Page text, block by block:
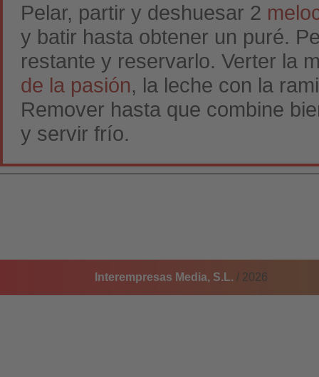
Pelar, partir y deshuesar 2
y batir hasta obtener un puré.
restante y reservarlo. Verter la
de la pasión, la leche con la
Remover hasta que combine
y servir frío.
Interempresas Media, S.L. / 2026